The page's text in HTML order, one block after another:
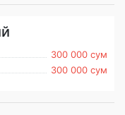
300 000 сум
300 000 сум